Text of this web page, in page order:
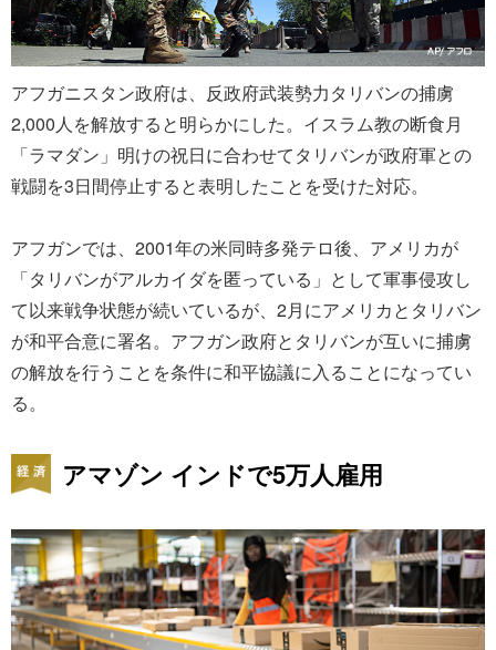
アフガニスタン政府は、反政府武装勢力タリバンの捕虜
2,000人を解放すると明らかにした。イスラム教の断食月
「ラマダン」明けの祝日に合わせてタリバンが政府軍との
戦闘を3日間停止すると表明したことを受けた対応。
アフガンでは、2001年の米同時多発テロ後、アメリカが
「タリバンがアルカイダを匿っている」として軍事侵攻し
て以来戦争状態が続いているが、2月にアメリカとタリバン
が和平合意に署名。アフガン政府とタリバンが互いに捕虜
の解放を行うことを条件に和平協議に入ることになってい
る。
アマゾン インドで5万人雇用